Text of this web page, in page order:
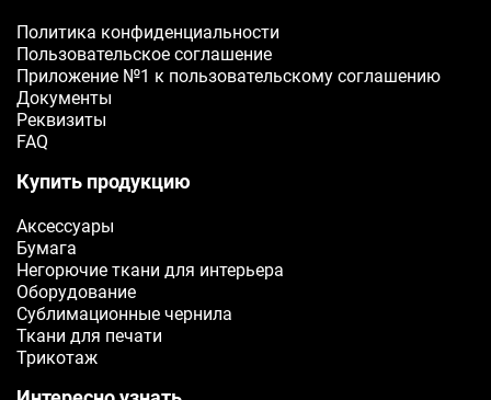
Политика конфиденциальности
Пользовательское соглашение
Приложение №1 к пользовательскому соглашению
Документы
Реквизиты
FAQ
Купить продукцию
Аксессуары
Бумага
Негорючие ткани для интерьера
Оборудование
Сублимационные чернила
Ткани для печати
Трикотаж